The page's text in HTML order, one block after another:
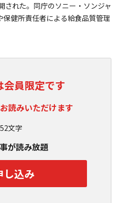
された。同庁のソニー・ソンジャ
健所責任者による給食品質管理
会員限定です
読みいただけます
文字
が読み放題
し込み